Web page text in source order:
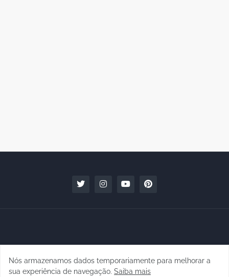
Copyright © 2010 - 2026 | raphanomundo
Nós armazenamos dados temporariamente para melhorar a
sua experiência de navegação. Saiba mais